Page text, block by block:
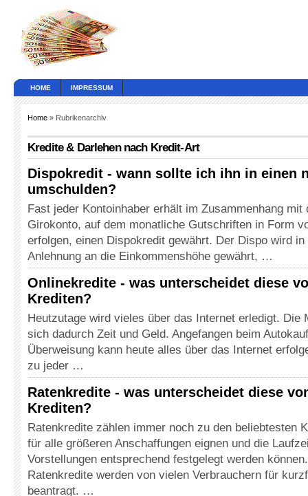
HOME IMPRESSUM
Home » Rubrikenarchiv
Kredite & Darlehen nach Kredit-Art
Dispokredit - wann sollte ich ihn in einen
umschulden?
Fast jeder Kontoinhaber erhält im Zusammenhang mit
Girokonto, auf dem monatliche Gutschriften in Form
erfolgen, einen Dispokredit gewährt. Der Dispo wird
Anlehnung an die Einkommenshöhe gewährt, …
Onlinekredite - was unterscheidet diese
Krediten?
Heutzutage wird vieles über das Internet erledigt. Die
sich dadurch Zeit und Geld. Angefangen beim
Überweisung kann heute alles über das Internet
zu jeder …
Ratenkredite - was unterscheidet diese
Krediten?
Ratenkredite zählen immer noch zu den beliebtesten
für alle größeren Anschaffungen eignen und die
Vorstellungen entsprechend festgelegt werden können.
Ratenkredite werden von vielen Verbrauchern für
beantragt. …